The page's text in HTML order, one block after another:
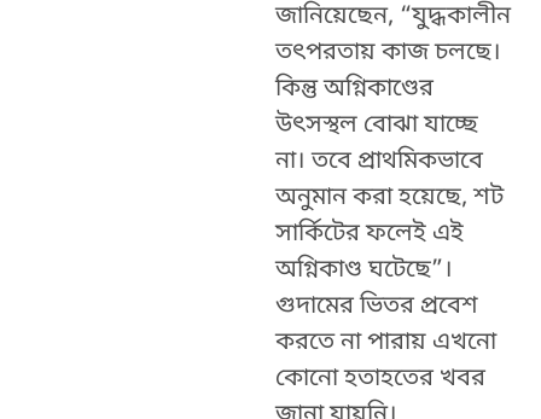
জানিয়েছেন, “যুদ্ধকালীন
তত্‍পরতায় কাজ চলছে।
কিন্তু অগ্নিকাণ্ডের
উত্‍সস্থল বোঝা যাচ্ছে
না। তবে প্রাথমিকভাবে
অনুমান করা হয়েছে, শট
সার্কিটের ফলেই এই
অগ্নিকাণ্ড ঘটেছে”।
গুদামের ভিতর প্রবেশ
করতে না পারায় এখনো
কোনো হতাহতের খবর